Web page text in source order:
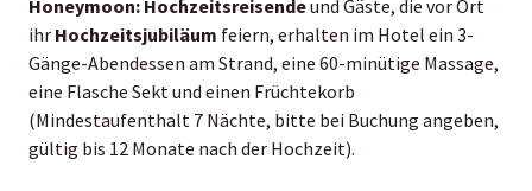
Honeymoon: Hochzeitsreisendeund Gäste, die vor Ort
ihr Hochzeitsjubiläum feiern, erhalten im Hotel ein 3-
Gänge-Abendessen am Strand, eine 60-minütige Massage,
eine Flasche Sekt und einen Früchtekorb
(Mindestaufenthalt 7 Nächte, bitte bei Buchung angeben,
gültig bis 12 Monate nach der Hochzeit).